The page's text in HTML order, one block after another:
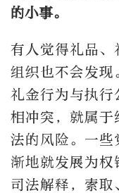
的小事。
有人觉得礼品、
组织也不会发现
礼金行为与执行
相冲突，就属于
法的风险。一些
渐地就发展为权
司法解释，索取